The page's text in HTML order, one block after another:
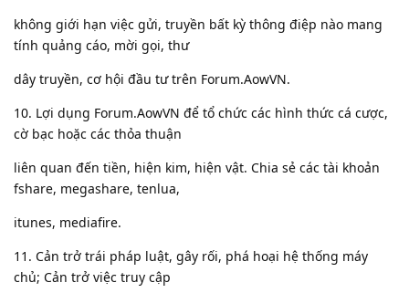
không giới hạn việc gửi, truyền bất kỳ thông điệp nào mang
tính quảng cáo, mời gọi, thư
dây truyền, cơ hội đầu tư trên Forum.AowVN.
10. Lợi dụng Forum.AowVN để tổ chức các hình thức cá cược,
cờ bạc hoặc các thỏa thuận
liên quan đến tiền, hiện kim, hiện vật. Chia sẻ các tài khoản
fshare, megashare, tenlua,
itunes, mediafire.
11. Cản trở trái pháp luật, gây rối, phá hoại hệ thống máy
chủ; Cản trở việc truy cập